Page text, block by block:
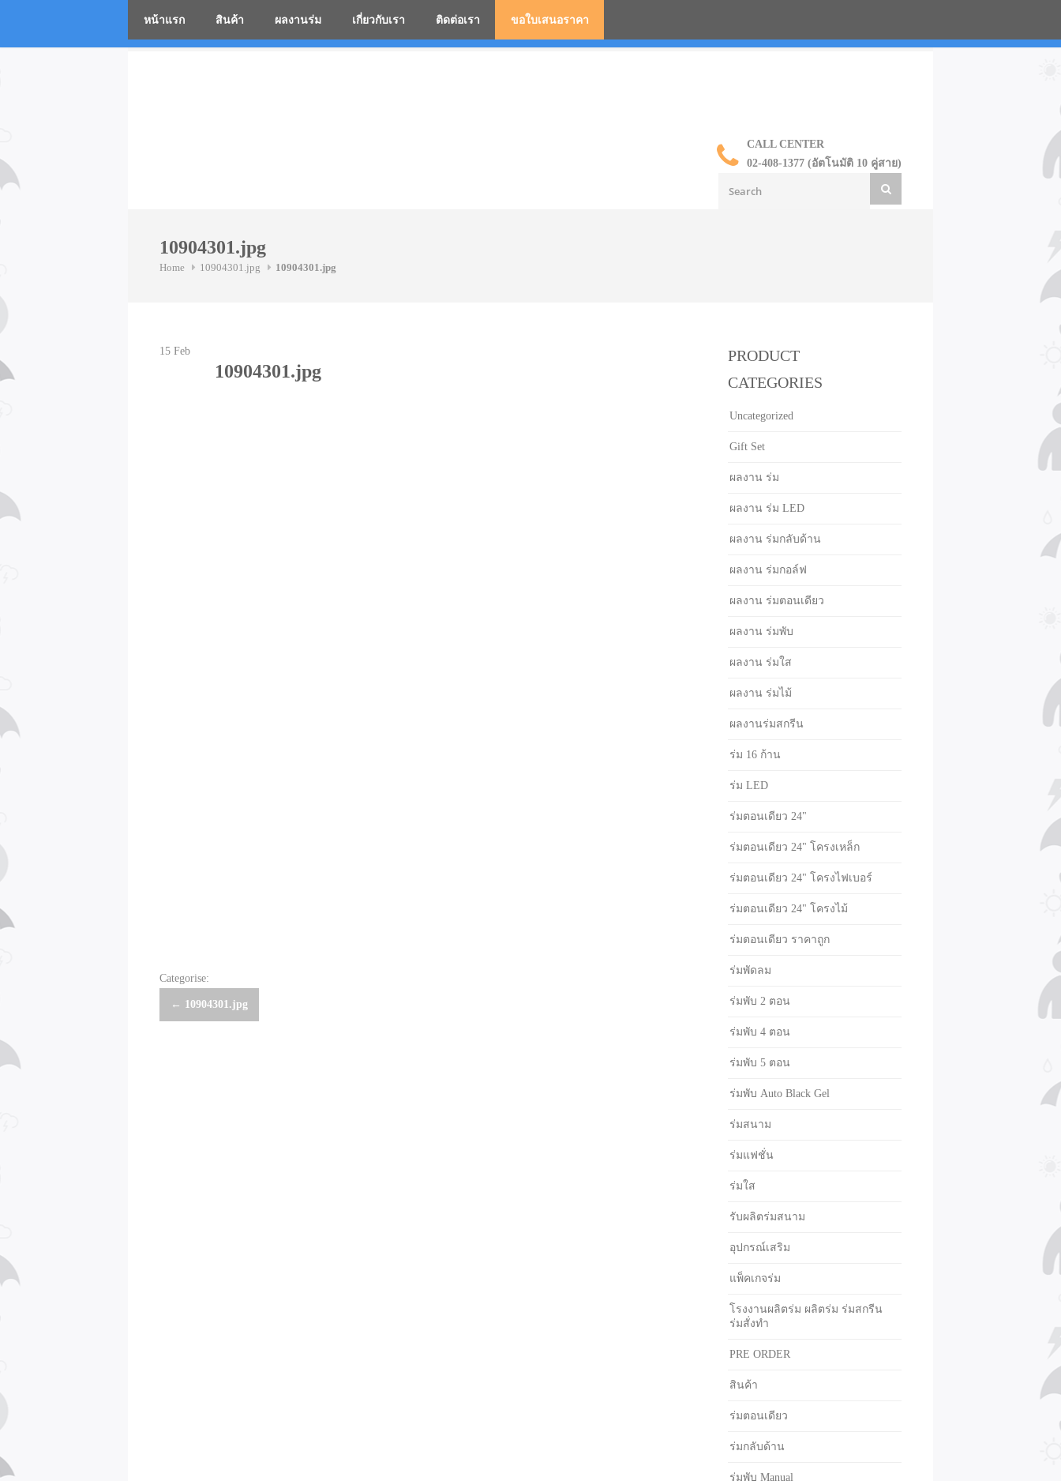
CALL CENTER
02-408-1377 (อัตโนมัติ 10 คู่สาย)
หน้าแรก สินค้า ผลงานร่ม เกี่ยวกับเรา ติดต่อเรา ขอใบเสนอราคา
10904301.jpg
Home 10904301.jpg 10904301.jpg
15 Feb
10904301.jpg
Categorise:
Post
← 10904301.jpg
PRODUCT
CATEGORIES
Uncategorized
Gift Set
ผลงาน ร่ม
ผลงาน ร่ม LED
ผลงาน ร่มกลับด้าน
ผลงาน ร่มกอล์ฟ
ผลงาน ร่มตอนเดียว
ผลงาน ร่มพับ
ผลงาน ร่มใส
ผลงาน ร่มไม้
ผลงานร่มสกรีน
ร่ม 16 ก้าน
ร่ม LED
ร่มตอนเดียว 24"
ร่มตอนเดียว 24" โครงเหล็ก
ร่มตอนเดียว 24" โครงไฟเบอร์
ร่มตอนเดียว 24" โครงไม้
ร่มตอนเดียว ราคาถูก
ร่มพัดลม
ร่มพับ 2 ตอน
ร่มพับ 4 ตอน
ร่มพับ 5 ตอน
ร่มพับ Auto Black Gel
ร่มสนาม
ร่มแฟชั่น
ร่มใส
รับผลิตร่มสนาม
อุปกรณ์เสริม
แพ็คเกจร่ม
โรงงานผลิตร่ม ผลิตร่ม ร่มสกรีน
ร่มสั่งทำ
PRE ORDER
สินค้า
ร่มตอนเดียว
ร่มกลับด้าน
ร่มพับ Manual
โรงงานร่มสกรีนโลโก้ ร่มพรีเมี่ยม ร่มตอนเดียว ร่มกอล์ฟ ร่มกลับด้าน ราคาส่ง